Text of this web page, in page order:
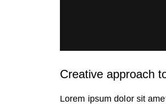
Creative approach
Lorem ipsum dolor sit